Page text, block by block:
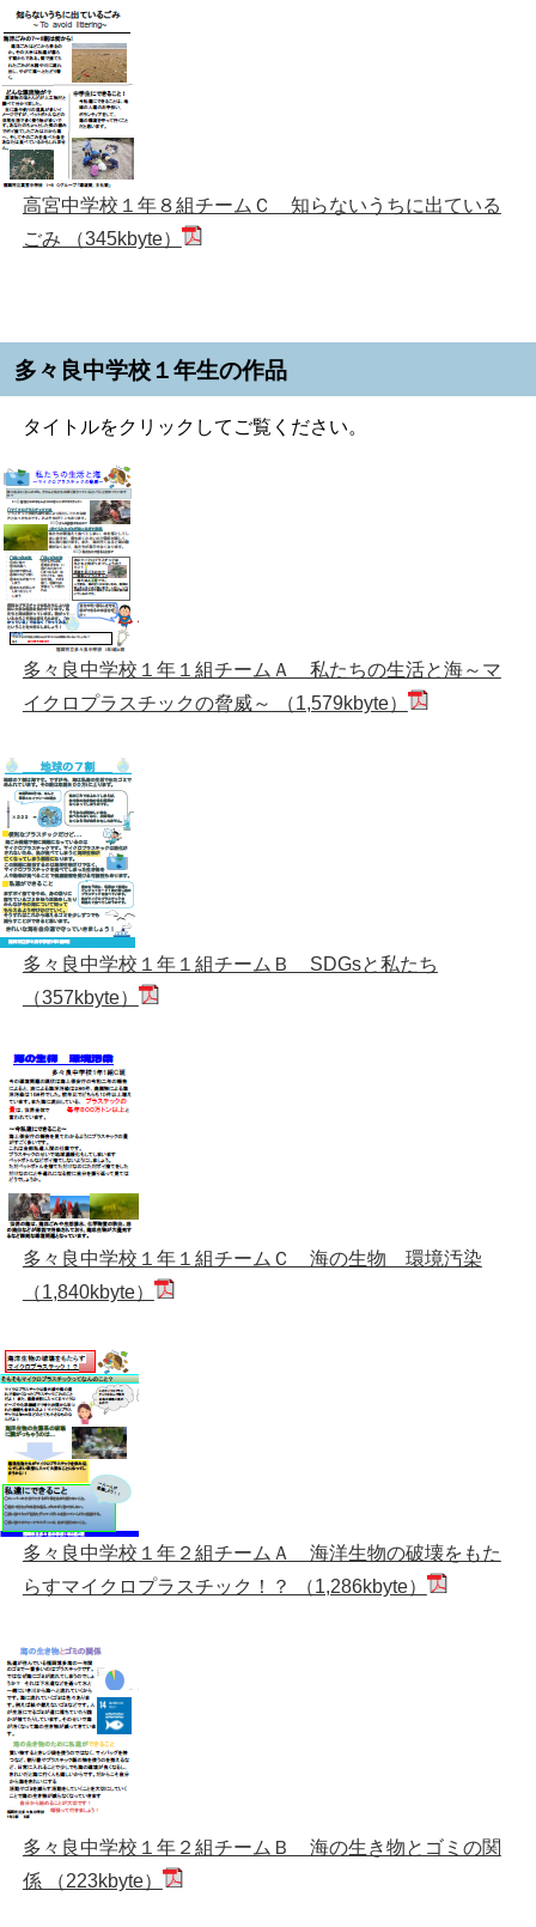
高宮中学校１年８組チームＣ 知らないうちに出ている
ごみ （345kbyte）
多々良中学校１年生の作品
タイトルをクリックしてご覧ください。
多々良中学校１年１組チームＡ 私たちの生活と海～マ
イクロプラスチックの脅威～ （1,579kbyte）
多々良中学校１年１組チームＢ SDGsと私たち
（357kbyte）
多々良中学校１年１組チームＣ 海の生物 環境汚染
（1,840kbyte）
多々良中学校１年２組チームＡ 海洋生物の破壊をもた
らすマイクロプラスチック！？ （1,286kbyte）
多々良中学校１年２組チームＢ 海の生き物とゴミの関
係 （223kbyte）